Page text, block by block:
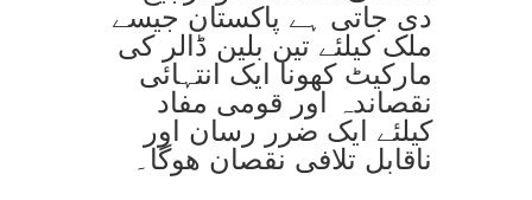
دی جاتی ہے پاکستان جیسے
ملک کیلئے تین بلین ڈالر کی
مارکیٹ کھونا ایک انتہائی
نقصاندہ اور قومی مفاد
کیلئے ایک ضرر رسان اور
ناقابل تلافی نقصان ھوگا۔